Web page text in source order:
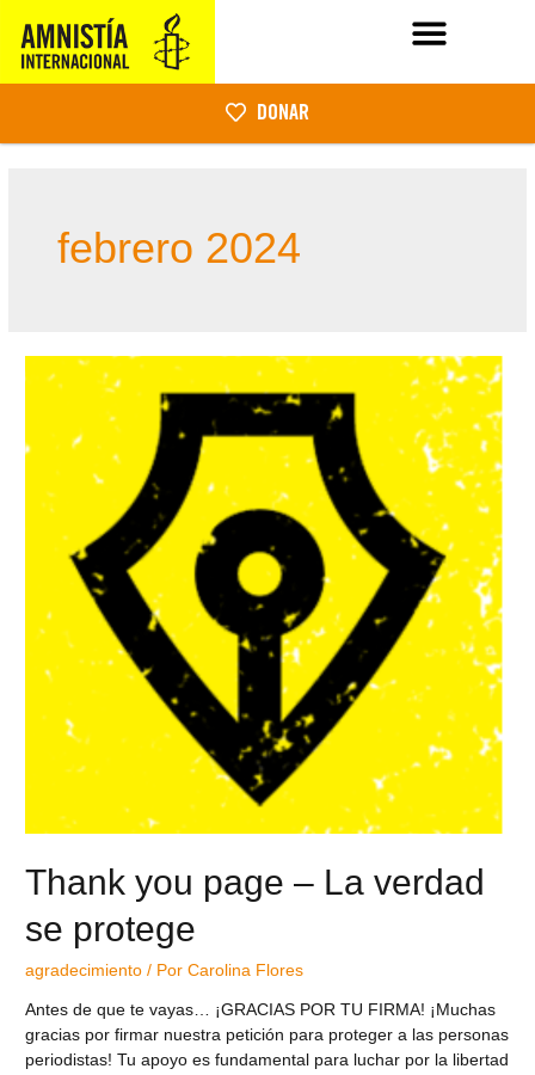
DONAR
febrero 2024
Thank you page – La verdad
se protege
agradecimiento / PorCarolina Flores
Antes de que te vayas… ¡GRACIAS POR TU FIRMA! ¡Muchas
gracias por firmar nuestra petición para proteger a las personas
periodistas! Tu apoyo es fundamental para luchar por la libertad